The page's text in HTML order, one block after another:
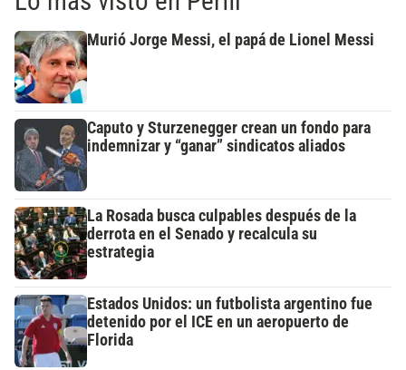
Murió Jorge Messi, el papá de Lionel Messi
Caputo y Sturzenegger crean un fondo para
indemnizar y “ganar” sindicatos aliados
La Rosada busca culpables después de la
derrota en el Senado y recalcula su
estrategia
Estados Unidos: un futbolista argentino fue
detenido por el ICE en un aeropuerto de
Florida